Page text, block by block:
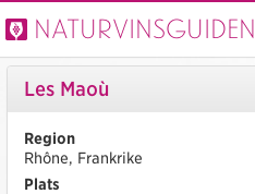
Naturvinsguiden
Les Maoù
Region
Rhône, Frankrike
Plats